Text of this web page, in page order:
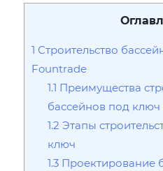
1 Строительство
Fountrade
1.1 Преимущества
бассейнов под
1.2 Этапы
ключ
1.3 Проектирование